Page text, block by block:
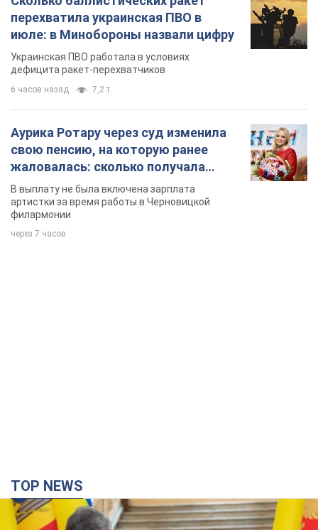
свою пенсию, на которую ранее
жаловалась: сколько получала
певица
артистки за время работы в Черновицкой
филармонии
через 7 часов